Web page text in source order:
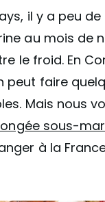
il y a peu
au mois de
le froid. En
peut faire
Mais nous
sous-
à la